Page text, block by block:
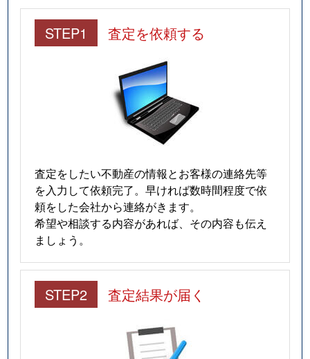
STEP1 査定を依頼する
査定をしたい不動産の情報とお客様の連絡先等
を入力して依頼完了。早ければ数時間程度で依
頼をした会社から連絡がきます。
希望や相談する内容があれば、その内容も伝え
ましょう。
STEP2 査定結果が届く